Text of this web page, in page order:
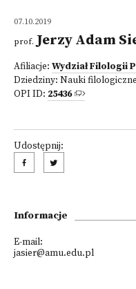
07.10.2019
prof. Jerzy Adam
Afiliacje: Wydział Filologii
Dziedziny: Nauki filologiczne
OPI ID: 25436
Udostępnij:
Informacje
E-mail:
jasier@amu.edu.pl